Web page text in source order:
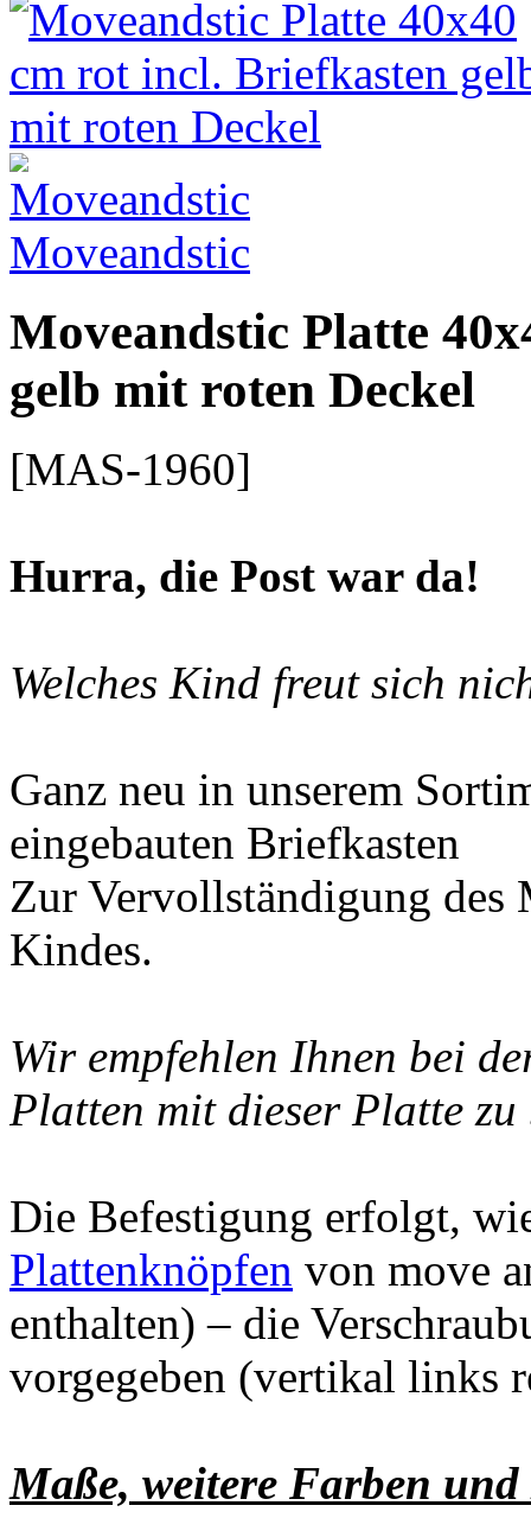
Moveandstic
Moveandstic Platte
gelb mit roten Deckel
[MAS-1960]
Hurra, die Post war da!
Welches Kind freut sich
Ganz neu in unserem
eingebauten Briefkasten
Zur Vervollständigung des
Kindes.
Wir empfehlen Ihnen bei
Platten mit dieser Platte zu
Die Befestigung erfolgt,
Plattenknöpfen von move
enthalten) – die
vorgegeben (vertikal links
Maße, weitere Farben